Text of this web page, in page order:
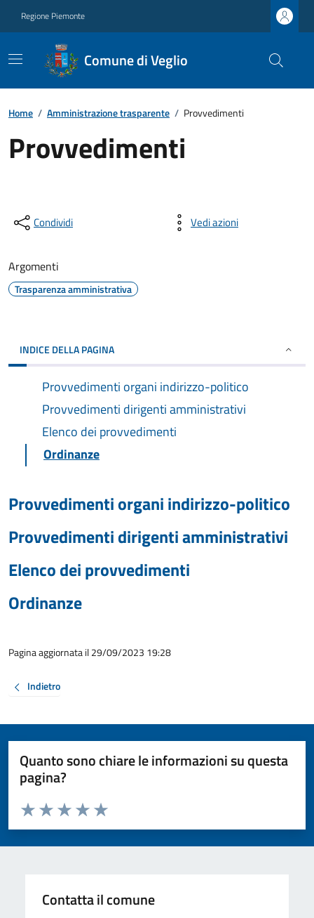
Regione Piemonte
Comune di Veglio
Home / Amministrazione trasparente / Provvedimenti
Provvedimenti
Condividi Vedi azioni
Argomenti
Trasparenza amministrativa
INDICE DELLA PAGINA
Provvedimenti organi indirizzo-politico
Provvedimenti dirigenti amministrativi
Elenco dei provvedimenti
Ordinanze
Provvedimenti organi indirizzo-politico
Provvedimenti dirigenti amministrativi
Elenco dei provvedimenti
Ordinanze
Pagina aggiornata il 29/09/2023 19:28
Indietro
Quanto sono chiare le informazioni su questa
pagina?
Valuta da 1 a 5 stelle la pagina
Valuta 5 stelle su 5
Valuta 4 stelle su 5
Valuta 3 stelle su 5
Valuta 2 stelle su 5
Valuta 1 stelle su 5
Contatta il comune